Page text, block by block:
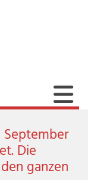
Die
ganzen